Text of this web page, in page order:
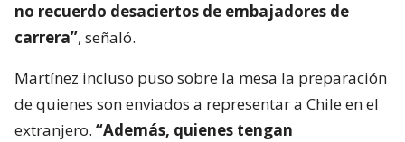
no recuerdo desaciertos de embajadores de
carrera”, señaló.
Martínez incluso puso sobre la mesa la preparación
de quienes son enviados a representar a Chile en el
extranjero. “Además, quienes tengan